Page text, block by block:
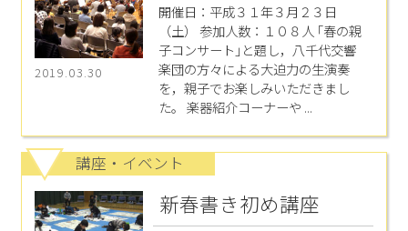
2019.03.30
開催日：平成３１年３月２３日
（土） 参加人数：１０８人 ｢春の親
子コンサート｣と題し，八千代交響
楽団の方々による大迫力の生演奏
を，親子でお楽しみいただきまし
た。 楽器紹介コーナーや ...
講座・イベント
新春書き初め講座